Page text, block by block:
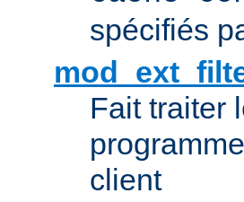
spécifiés
Fait traiter
client